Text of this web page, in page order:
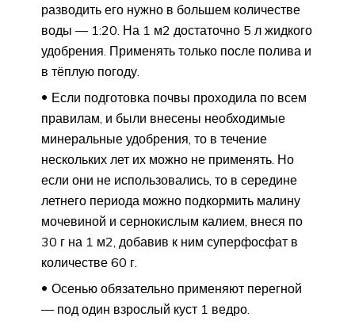
разводить его нужно в большем количестве
воды — 1:20. На 1 м2 достаточно 5 л жидкого
удобрения. Применять только после полива и
в тёплую погоду.
Если подготовка почвы проходила по всем
правилам, и были внесены необходимые
минеральные удобрения, то в течение
нескольких лет их можно не применять. Но
если они не использовались, то в середине
летнего периода можно подкормить малину
мочевиной и сернокислым калием, внеся по
30 г на 1 м2, добавив к ним суперфосфат в
количестве 60 г.
Осенью обязательно применяют перегной
— под один взрослый куст 1 ведро.